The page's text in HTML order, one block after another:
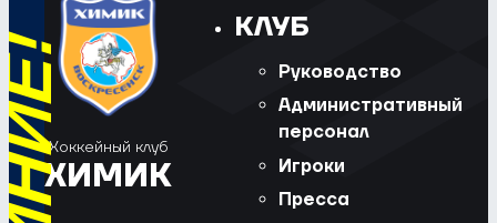
Хоккейный клуб
ХИМИК
КЛУБ
Руководство
Административный
персонал
Игроки
Пресса